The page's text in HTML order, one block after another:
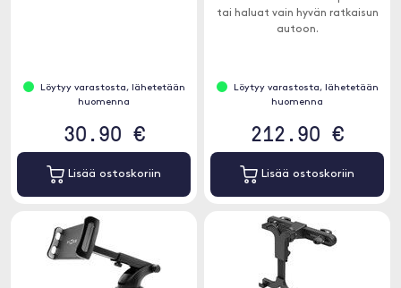
Löytyy varastosta, lähetetään
huomenna
30.90 €
Lisää ostoskoriin
tai haluat vain hyvän ratkaisun
autoon.
Löytyy varastosta, lähetetään
huomenna
212.90 €
Lisää ostoskoriin